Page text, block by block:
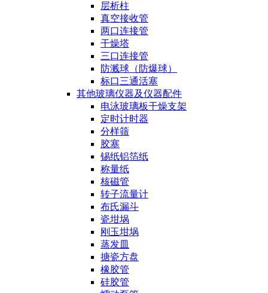
层析柱
真空接收管
两口连接管
干燥塔
三口连接管
防溅球（防爆球）
标口三通活塞
其他玻璃仪器及仪器配件
电泳玻璃板干燥支架
定时计时器
分样筛
胶塞
锡纸铝箔纸
称量纸
核磁管
转子流量计
布氏漏斗
瓷坩埚
刚玉坩埚
蒸发皿
搪瓷方盘
橡胶管
硅胶管